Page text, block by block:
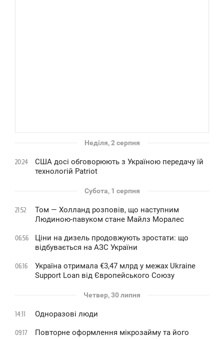
Неділя, 2 серпня
20:24
США досі обговорюють з Україною передачу їй
технологій Patriot
Субота, 1 серпня
21:52
Том — Холланд розповів, що наступним
Людиною-павуком стане Майлз Моралес
06:56
Ціни на дизель продовжують зростати: що
відбувається на АЗС України
06:16
Україна отримала €3,47 млрд у межах Ukraine
Support Loan від Європейського Союзу
Четвер, 30 липня
14:11 Одноразові люди
09:17
Повторне оформлення мікрозайму та його